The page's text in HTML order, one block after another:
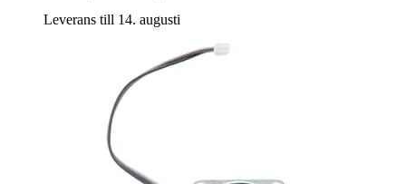
Leverans till 14. augusti